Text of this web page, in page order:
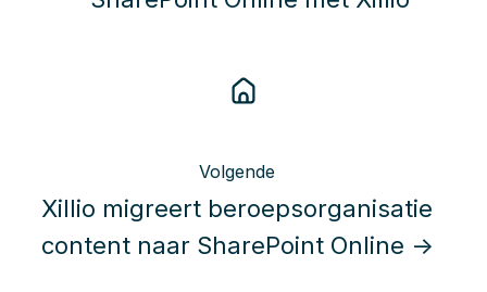
Volgende
Xillio migreert beroepsorganisatie
content naar SharePoint Online →